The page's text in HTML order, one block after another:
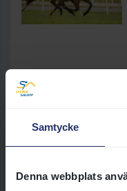
Samtycke
Denna webbplats
Bloomers’